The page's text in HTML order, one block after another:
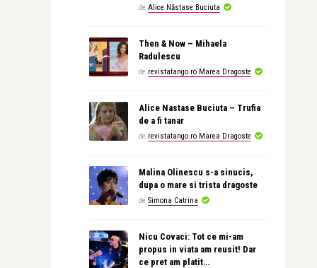
de Alice Năstase Buciuta
Then & Now – Mihaela
Radulescu
de revistatango.ro Marea Dragoste
Alice Nastase Buciuta – Trufia
de a fi tanar
de revistatango.ro Marea Dragoste
Malina Olinescu s-a sinucis,
dupa o mare si trista dragoste
de Simona Catrina
Nicu Covaci: Tot ce mi-am
propus in viata am reusit! Dar
ce pret am platit…